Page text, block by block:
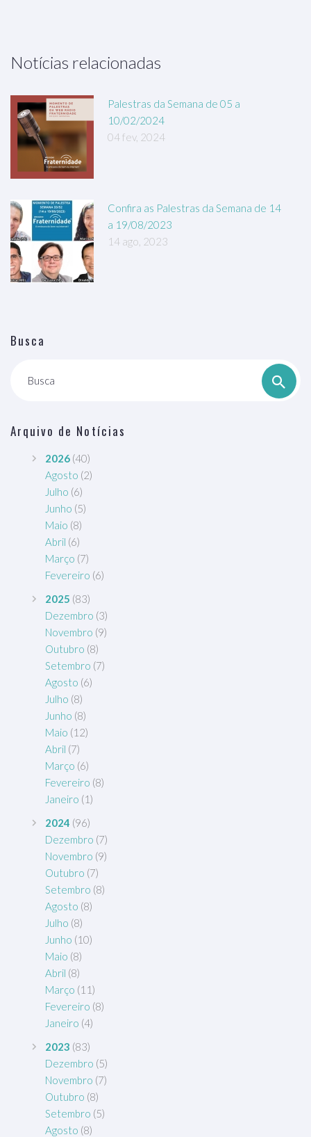
Notícias relacionadas
Palestras da Semana de 05 a
10/02/2024
04 fev, 2024
Confira as Palestras da Semana de 14
a 19/08/2023
14 ago, 2023
Busca
Busca
Arquivo de Notícias
2026 (40)
Agosto (2)
Julho (6)
Junho (5)
Maio (8)
Abril (6)
Março (7)
Fevereiro (6)
2025 (83)
Dezembro (3)
Novembro (9)
Outubro (8)
Setembro (7)
Agosto (6)
Julho (8)
Junho (8)
Maio (12)
Abril (7)
Março (6)
Fevereiro (8)
Janeiro (1)
2024 (96)
Dezembro (7)
Novembro (9)
Outubro (7)
Setembro (8)
Agosto (8)
Julho (8)
Junho (10)
Maio (8)
Abril (8)
Março (11)
Fevereiro (8)
Janeiro (4)
2023 (83)
Dezembro (5)
Novembro (7)
Outubro (8)
Setembro (5)
Agosto (8)